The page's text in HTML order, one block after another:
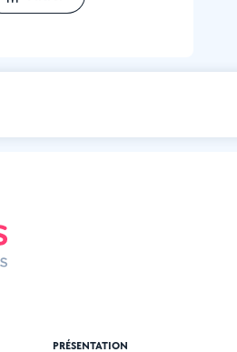
PRÉSENTATION